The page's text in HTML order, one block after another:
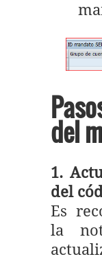
del
1.
del
Es
la